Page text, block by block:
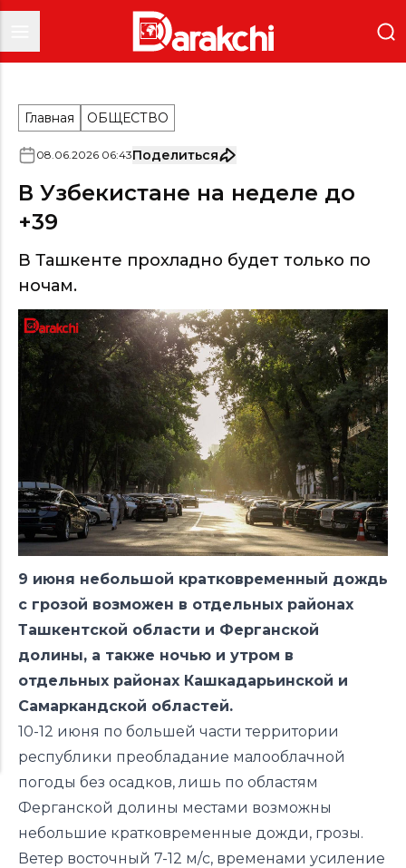
Главная ОБЩЕСТВО
08.06.2026 06:43Поделиться
В Узбекистане на неделе до
+39
В Ташкенте прохладно будет только по
ночам.
9 июня небольшой кратковременный дождь
с грозой возможен в отдельных районах
Ташкентской области и Ферганской
долины, а также ночью и утром в
отдельных районах Кашкадарьинской и
Самаркандской областей.
10-12 июня по большей части территории
республики преобладание малооблачной
погоды без осадков, лишь по областям
Ферганской долины местами возможны
небольшие кратковременные дожди, грозы.
Ветер восточный 7-12 м/с, временами усиление